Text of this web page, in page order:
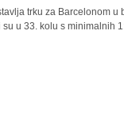
trku za Barcelonom u
u 33. kolu s minimalnih